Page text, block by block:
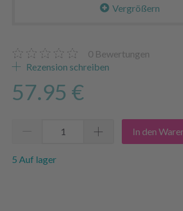
Vergrößern
0 Bewertungen
Rezension schreiben
57.95 €
In den
5 Auf lager